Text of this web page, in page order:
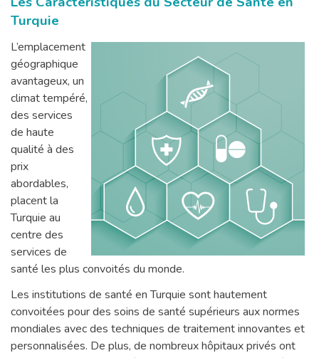
Turquie
L’emplacement
géographique
avantageux, un
climat tempéré,
des services
de haute
qualité à des
prix
abordables,
placent la
Turquie au
centre des
services de
santé les plus convoités du monde.
Les institutions de santé en Turquie sont hautement
convoitées pour des soins de santé supérieurs aux normes
mondiales avec des techniques de traitement innovantes et
personnalisées. De plus, de nombreux hôpitaux privés ont